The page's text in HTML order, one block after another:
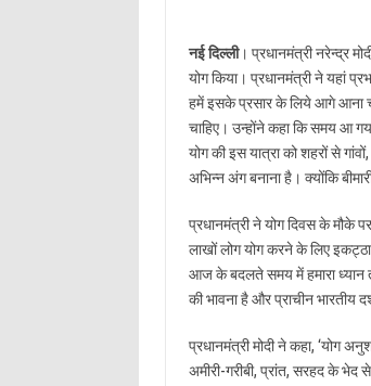
नई दिल्ली। प्रधानमंत्री नरेन्द्र
योग किया। प्रधानमंत्री ने यहां
हमें इसके प्रसार के लिये आगे आना
चाहिए। उन्होंने कहा कि समय आ
योग की इस यात्रा को शहरों से
अभिन्न अंग बनाना है। क्योंकि
प्रधानमंत्री ने योग दिवस के मौके
लाखों लोग योग करने के लिए
आज के बदलते समय में हमारा ध्यान
की भावना है और प्राचीन भारतीय
प्रधानमंत्री मोदी ने कहा, ‘योग
अमीरी-गरीबी, प्रांत, सरहद के